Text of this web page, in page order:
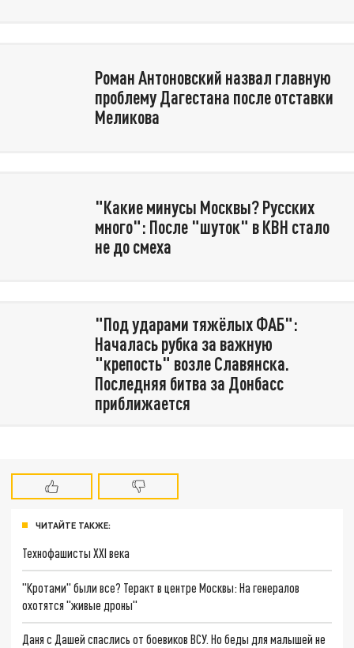
Роман Антоновский назвал главную
проблему Дагестана после отставки
Меликова
"Какие минусы Москвы? Русских
много": После "шуток" в КВН стало
не до смеха
"Под ударами тяжёлых ФАБ":
Началась рубка за важную
"крепость" возле Славянска.
Последняя битва за Донбасс
приближается
ЧИТАЙТЕ ТАКЖЕ:
Технофашисты XXI века
"Кротами" были все? Теракт в центре Москвы: На генералов
охотятся "живые дроны"
Даня с Дашей спаслись от боевиков ВСУ. Но беды для малышей не